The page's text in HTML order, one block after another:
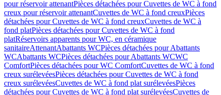
pour réservoir attenantPièces détachées pour Cuvettes de WC à fond
creux pour réservoir attenantCuvettes de WC à fond creuxPièces
détachées pour Cuvettes de WC à fond creuxCuvettes de WC à
fond platPièces détachées pour Cuvettes de WC à fond
platRéservoirs apparents pour WC, en céramique
sanitaireAttenantAbattants WCPièces détachées pour Abattants
WCAbattants WCPièces détachées pour Abattants WCWC
ComfortPièces détachées pour WC ComfortCuvettes de WC à fond
creux surélevéesPièces détachées pour Cuvettes de WC à fond
creux surélevéesCuvettes de WC à fond plat surélevéesPièces
détachées pour Cuvettes de WC à fond plat surélevéesCuvettes de